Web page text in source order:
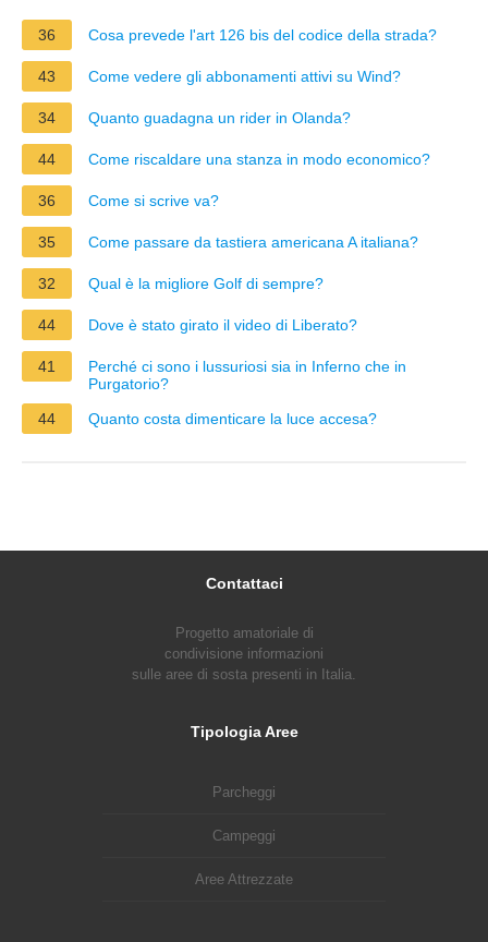
36 Cosa prevede l'art 126 bis del codice della strada?
43 Come vedere gli abbonamenti attivi su Wind?
34 Quanto guadagna un rider in Olanda?
44 Come riscaldare una stanza in modo economico?
36 Come si scrive va?
35 Come passare da tastiera americana A italiana?
32 Qual è la migliore Golf di sempre?
44 Dove è stato girato il video di Liberato?
41
Perché ci sono i lussuriosi sia in Inferno che in
Purgatorio?
44
Quanto costa dimenticare la luce accesa?
Contattaci
Progetto amatoriale di
condivisione informazioni
sulle aree di sosta presenti in Italia.
Tipologia Aree
Parcheggi
Campeggi
Aree Attrezzate